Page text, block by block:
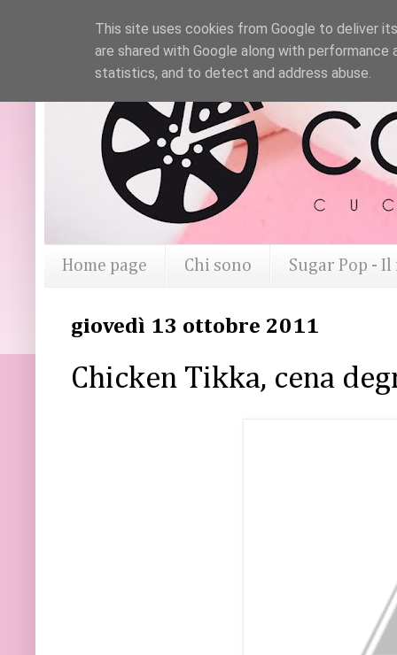
Home page Chi sono Sugar Pop -
giovedì 13 ottobre 2011
Chicken Tikka, cena
This site uses cookies from Google to deliver
are shared with Google along with
statistics, and to detect and address abuse.